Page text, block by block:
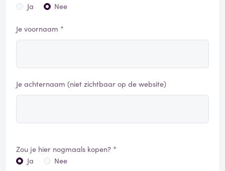
Ja
Nee
Je voornaam *
Je achternaam (niet zichtbaar op de website)
Zou je hier nogmaals kopen? *
Ja
Nee